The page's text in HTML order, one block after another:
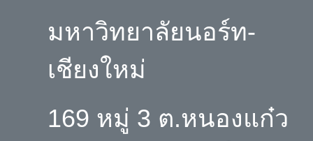
มหาวิทยาลัยนอร์ท-
เชียงใหม่
169 หมู่ 3 ต.หนองแก๋ว